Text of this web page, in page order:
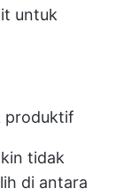
untuk
produktif
tidak
di antara